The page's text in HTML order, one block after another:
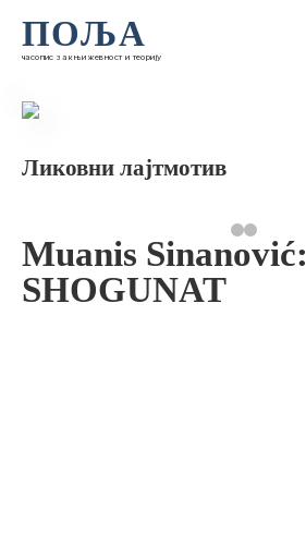
ПОЉА
часопис за књижевност и теорију
Ликовни лајтмотив
Muanis Sinanović:
SHOGUNAT